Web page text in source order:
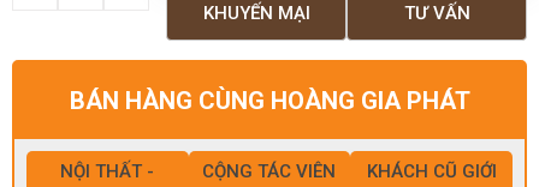
TƯ VẤN
KHUYẾN MẠI
BÁN HÀNG CÙNG HOÀNG GIA PHÁT
NỘI THẤT -
CỘNG TÁC VIÊN
KHÁCH CŨ GIỚI